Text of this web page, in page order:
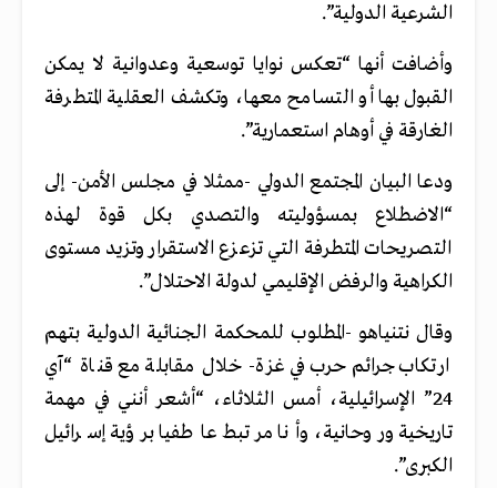
الشرعية الدولية”.
وأضافت أنها “تعكس نوايا توسعية وعدوانية لا يمكن
القبول بها أو التسامح معها، وتكشف العقلية المتطرفة
الغارقة في أوهام استعمارية”.
ودعا البيان المجتمع الدولي -ممثلا في مجلس الأمن- إلى
“الاضطلاع بمسؤوليته والتصدي بكل قوة لهذه
التصريحات المتطرفة التي تزعزع الاستقرار وتزيد مستوى
الكراهية والرفض الإقليمي لدولة الاحتلال”.
وقال نتنياهو -المطلوب للمحكمة الجنائية الدولية بتهم
ارتكاب جرائم حرب في غزة- خلال مقابلة مع قناة “آي
24” الإسرائيلية، أمس الثلاثاء، “أشعر أنني في مهمة
تاريخية وروحانية، وأنا مرتبط عاطفيا برؤية إسرائيل
الكبرى”.